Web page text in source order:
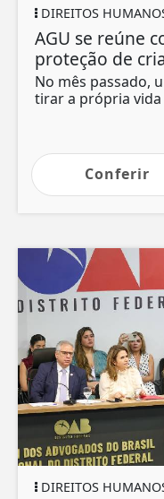
DIREITOS
AGU se reúne
proteção de
No mês passado,
tirar a própria
Conferir
DIREITOS